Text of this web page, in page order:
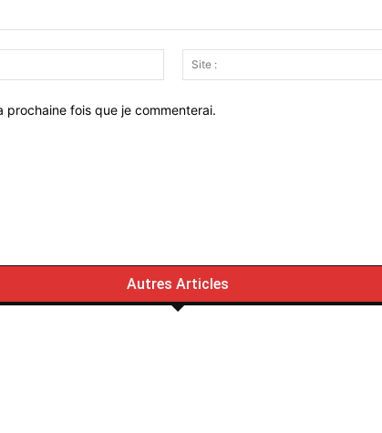
Email
:*
fois que je commenterai.
Autres Articles